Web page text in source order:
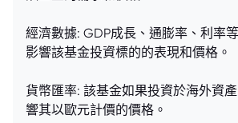
經濟數據: GDP成長、通膨率、利率
影響該基金投資標的的表現和價格。
貨幣匯率: 該基金如果投資於海外資
響其以歐元計價的價格。